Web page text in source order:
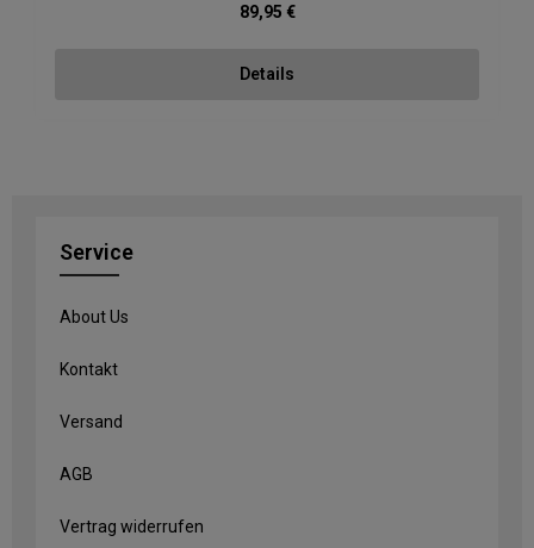
Regulärer Preis:
89,95 €
Details
Service
About Us
Kontakt
Versand
AGB
Vertrag widerrufen